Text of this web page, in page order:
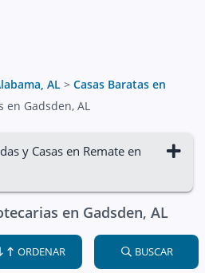
AL > Casas Baratas en
en Gadsden, AL
y Casas en Remate en
en Gadsden, AL
ORDENAR BUSCAR